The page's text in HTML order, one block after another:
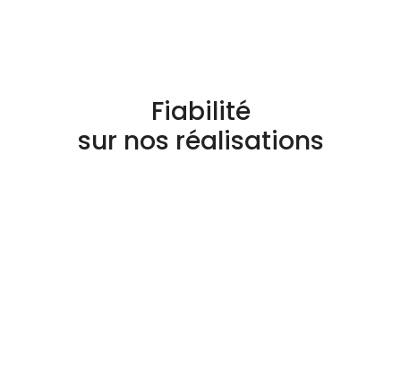
Fiabilité
sur nos réalisations